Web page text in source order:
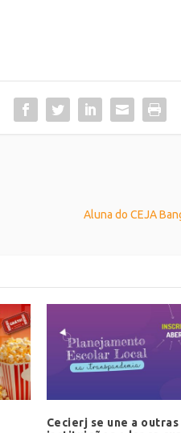
Aluna do CEJA
Cecierj se une a outras